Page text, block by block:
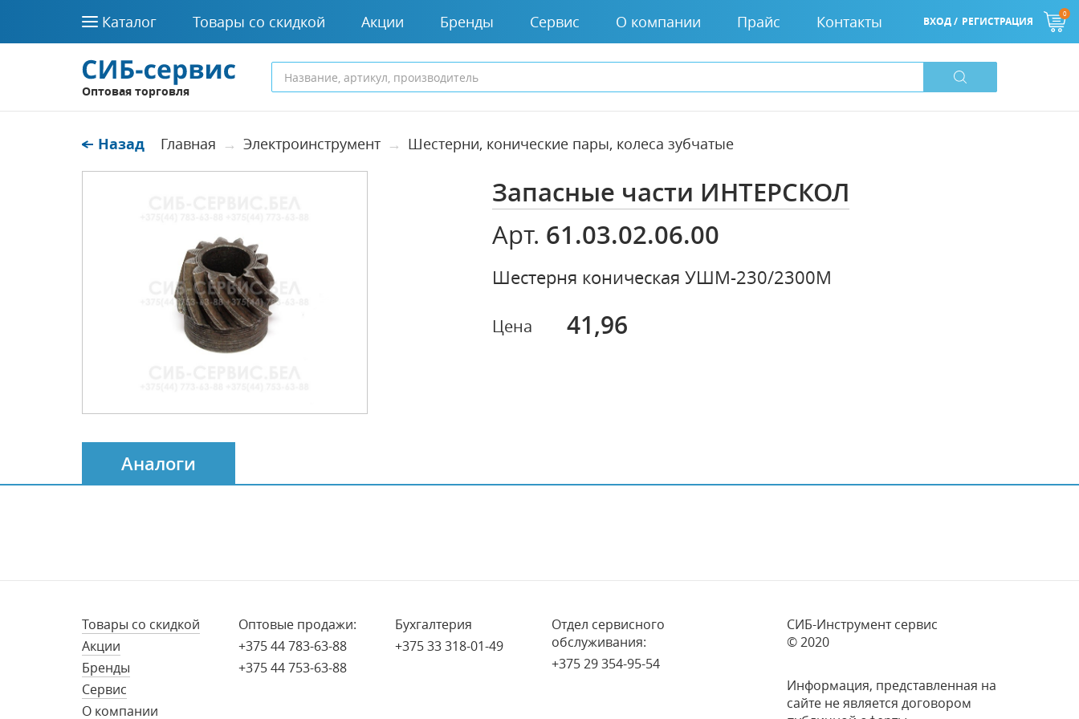
Каталог Товары со скидкой Акции Бренды Сервис О компании Прайс Контакты ВХОД / РЕГИСТРАЦИЯ
0
Оптовая торговля
Назад Главная Электроинструмент Шестерни, конические пары, колеса зубчатые
Запасные части ИНТЕРСКОЛ
Арт. 61.03.02.06.00
Шестерня коническая УШМ-230/2300М
Цена 41,96
Аналоги
Товары со скидкой
Акции
Бренды
Сервис
О компании
Оптовые продажи:
+375 44 783-63-88
+375 44 753-63-88
Бухгалтерия
+375 33 318-01-49
Отдел сервисного
обслуживания:
+375 29 354-95-54
СИБ-Инструмент сервис
© 2020
Информация, представленная на
сайте не является договором